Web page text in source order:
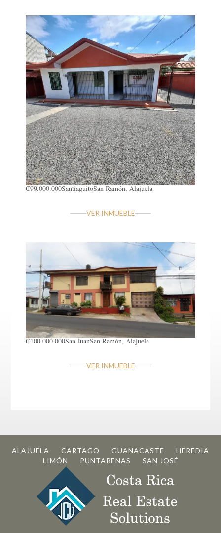
₡99.000.000SantiaguitoSan Ramón, Alajuela
VER INMUEBLE
₡100.000.000San JuanSan Ramón, Alajuela
VER INMUEBLE
ALAJUELA CARTAGO GUANACASTE
HEREDIA
LIMÓN
PUNTARENAS SAN JOSÉ